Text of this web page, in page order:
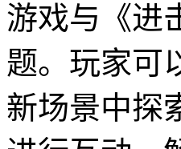
游戏与《进
题。玩家可
新场景中探